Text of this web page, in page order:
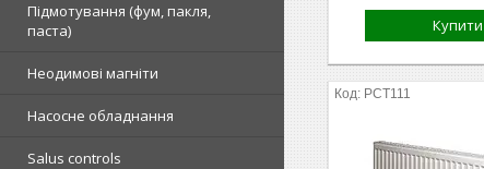
Підмотування (фум, пакля,
паста)
Неодимові магніти
Насосне обладнання
Salus controls
Купити
РСТ111